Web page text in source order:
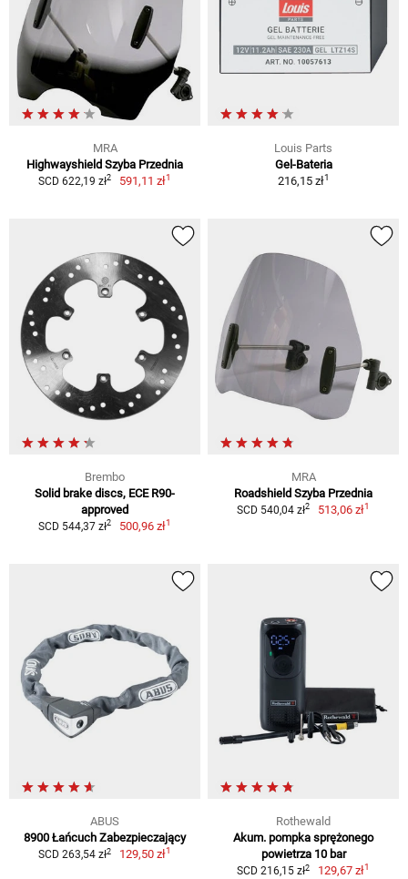
MRA
Highwayshield Szyba Przednia
SCD 622,19 zł2 591,11 zł1
Louis Parts
Gel-Bateria
216,15 zł1
Brembo
Solid brake discs, ECE R90-
approved
SCD 544,37 zł2 500,96 zł1
MRA
Roadshield Szyba Przednia
SCD 540,04 zł2 513,06 zł1
ABUS
8900 Łańcuch Zabezpieczający
SCD 263,54 zł2 129,50 zł1
Rothewald
Akum. pompka sprężonego
powietrza 10 bar
SCD 216,15 zł2 129,67 zł1